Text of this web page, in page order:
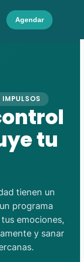
Agendar
IMPULSOS
tu
tienen un
programa
emociones,
y sanar